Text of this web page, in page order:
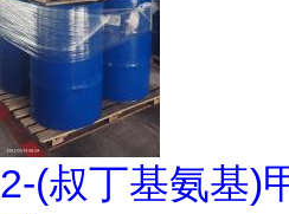
2-(叔丁基氨基)